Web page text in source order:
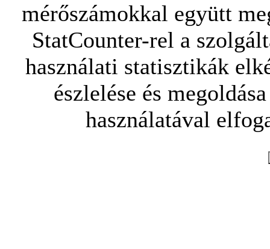
mérőszámokkal együtt
StatCounter-rel a
használati statisztikák
észlelése és
használatával